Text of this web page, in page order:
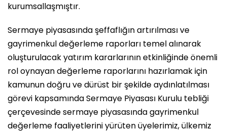
kurumsallaşmıştır.
Sermaye piyasasında şeffaflığın artırılması ve
gayrimenkul değerleme raporları temel alınarak
oluşturulacak yatırım kararlarının etkinliğinde önemli
rol oynayan değerleme raporlarını hazırlamak için
kamunun doğru ve dürüst bir şekilde aydınlatılması
görevi kapsamında Sermaye Piyasası Kurulu tebliği
çerçevesinde sermaye piyasasında gayrimenkul
değerleme faaliyetlerini yürüten üyelerimiz, ülkemiz